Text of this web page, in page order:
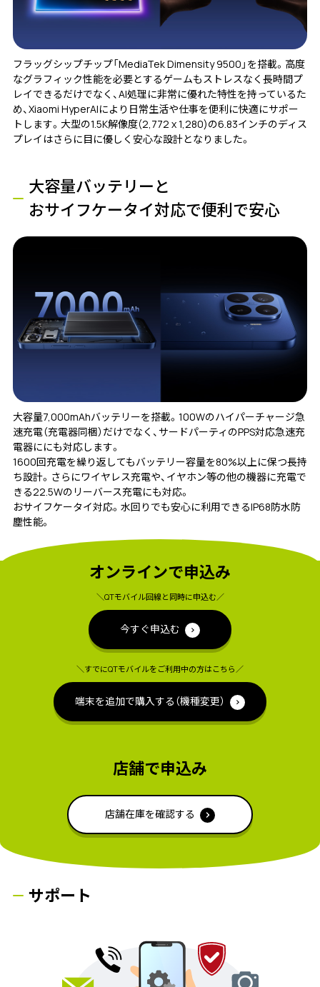
フラッグシップチップ「MediaTek Dimensity 9500」を搭載。高度
なグラフィック性能を必要とするゲームもストレスなく長時間プ
レイできるだけでなく、AI処理に非常に優れた特性を持っているた
め、Xiaomi HyperAIにより日常生活や仕事を便利に快適にサポー
トします。大型の1.5K解像度(2,772 x 1,280)の6.83インチのディス
プレイはさらに目に優しく安心な設計となりました。
大容量バッテリーと
おサイフケータイ対応で便利で安心
大容量7,000mAhバッテリーを搭載。100Wのハイパーチャージ急
速充電（充電器同梱）だけでなく、サードパーティのPPS対応急速充
電器ににも対応します。
1600回充電を繰り返してもバッテリー容量を80%以上に保つ長持
ち設計。さらにワイヤレス充電や、イヤホン等の他の機器に充電で
きる22.5Wのリーバース充電にも対応。
おサイフケータイ対応。水回りでも安心に利用できるIP68防水防
塵性能。
オンラインで申込み
＼QTモバイル回線と同時に申込む／
今すぐ申込む
＼すでにQTモバイルをご利用中の方はこちら／
端末を追加で購入する（機種変更）
店舗で申込み
店舗在庫を確認する
サポート